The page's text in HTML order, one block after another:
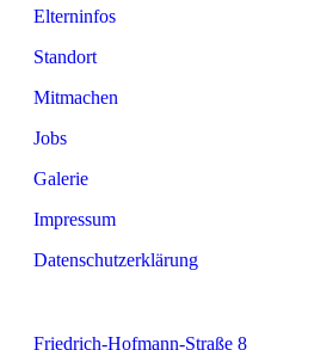
Elterninfos
Standort
Mitmachen
Jobs
Galerie
Impressum
Datenschutzerklärung
Friedrich-Hofmann-Straße 8